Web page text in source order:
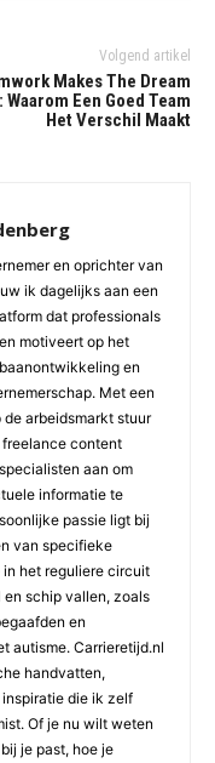
Volgend artikel
Makes The Dream
Waarom Een Goed Team
Het Verschil Maakt
en oprichter van
ik dagelijks aan een
dat professionals
motiveert op het
en
Met een
arbeidsmarkt stuur
content
aan om
informatie te
passie ligt bij
van specifieke
het reguliere circuit
schip vallen, zoals
en
autisme. Carrieretijd.nl
handvatten,
die ik zelf
Of je nu wilt weten
je past, hoe je